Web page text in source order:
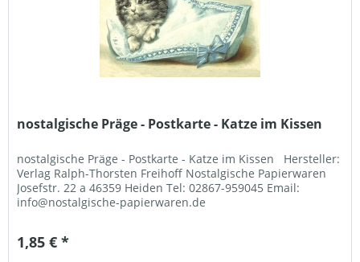
nostalgische Präge - Postkarte - Katze im Kissen
nostalgische Präge - Postkarte - Katze im Kissen Hersteller:
Verlag Ralph-Thorsten Freihoff Nostalgische Papierwaren
Josefstr. 22 a 46359 Heiden Tel: 02867-959045 Email:
info@nostalgische-papierwaren.de
1,85 € *